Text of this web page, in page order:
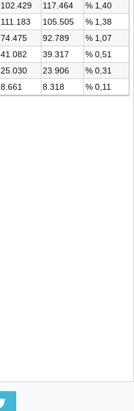
102.429 117.464
% 1,40
111.183 105.505
% 1,38
74.475 92.789
% 1,07
41.082 39.317
% 0,51
25.030 23.906
% 0,31
8.661 8.318 % 0,11